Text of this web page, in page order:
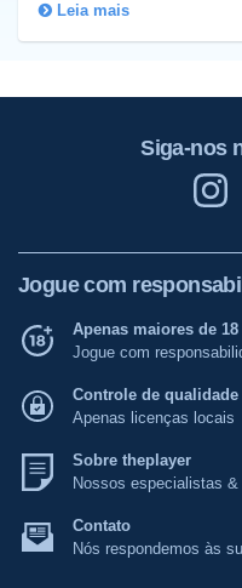
Leia mais
Siga-nos
Jogue com
Apenas maiores de
Jogue com
Controle de qualidade
Apenas licenças locais
Sobre theplayer
Nossos especialistas &
Contato
Nós respondemos às